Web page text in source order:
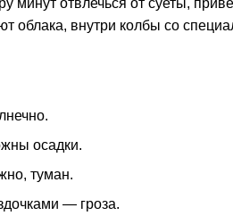
минут отвлечься от суеты,
облака, внутри колбы со
осадки.
туман.
— гроза.